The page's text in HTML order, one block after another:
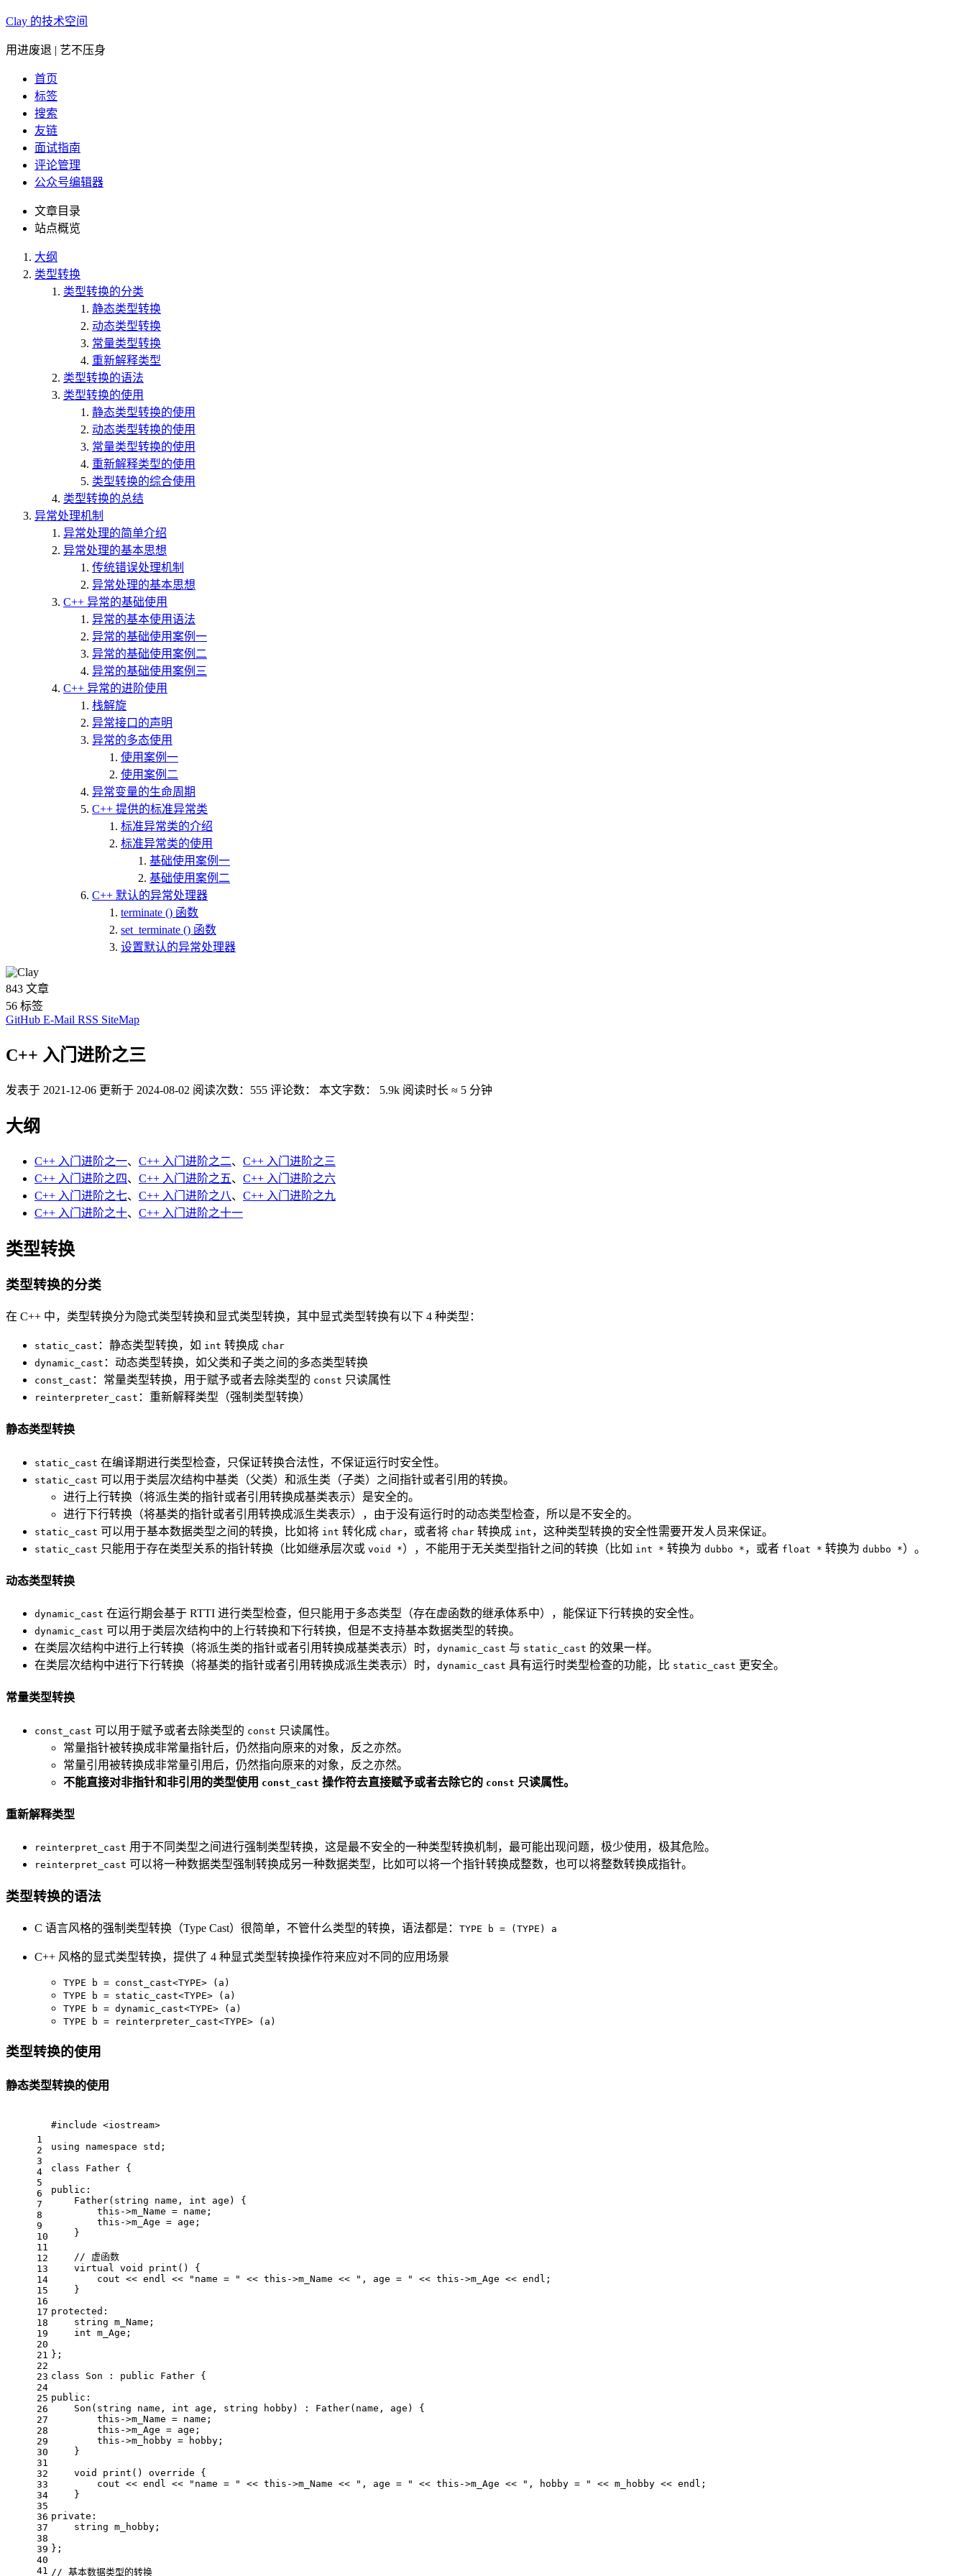
Clay 的技术空间
用进废退 | 艺不压身
首页
标签
搜索
友链
面试指南
评论管理
公众号编辑器
文章目录
站点概览
大纲
类型转换
类型转换的分类
静态类型转换
动态类型转换
常量类型转换
重新解释类型
类型转换的语法
类型转换的使用
静态类型转换的使用
动态类型转换的使用
常量类型转换的使用
重新解释类型的使用
类型转换的综合使用
类型转换的总结
异常处理机制
异常处理的简单介绍
异常处理的基本思想
传统错误处理机制
异常处理的基本思想
C++ 异常的基础使用
异常的基本使用语法
异常的基础使用案例一
异常的基础使用案例二
异常的基础使用案例三
C++ 异常的进阶使用
栈解旋
异常接口的声明
异常的多态使用
使用案例一
使用案例二
异常变量的生命周期
C++ 提供的标准异常类
标准异常类的介绍
标准异常类的使用
基础使用案例一
基础使用案例二
C++ 默认的异常处理器
terminate () 函数
set_terminate () 函数
设置默认的异常处理器
843 文章
56 标签
GitHub E-Mail RSS SiteMap
C++ 入门进阶之三
发表于 2021-12-06 更新于 2024-08-02 阅读次数： 555 评论数： 本文字数： 5.9k 阅读时长 ≈ 5 分钟
大纲
C++ 入门进阶之一、 C++ 入门进阶之二、 C++ 入门进阶之三
C++ 入门进阶之四、 C++ 入门进阶之五、 C++ 入门进阶之六
C++ 入门进阶之七、 C++ 入门进阶之八、 C++ 入门进阶之九
C++ 入门进阶之十、 C++ 入门进阶之十一
类型转换
类型转换的分类
在 C++ 中，类型转换分为隐式类型转换和显式类型转换，其中显式类型转换有以下 4 种类型：
static_cast ：静态类型转换，如 int 转换成 char
dynamic_cast ：动态类型转换，如父类和子类之间的多态类型转换
const_cast ：常量类型转换，用于赋予或者去除类型的 const 只读属性
reinterpreter_cast ：重新解释类型（强制类型转换）
静态类型转换
static_cast 在编译期进行类型检查，只保证转换合法性，不保证运行时安全性。
static_cast 可以用于类层次结构中基类（父类）和派生类（子类）之间指针或者引用的转换。
进行上行转换（将派生类的指针或者引用转换成基类表示）是安全的。
进行下行转换（将基类的指针或者引用转换成派生类表示），由于没有运行时的动态类型检查，所以是不安全的。
static_cast 可以用于基本数据类型之间的转换，比如将 int 转化成 char，或者将 char 转换成 int ，这种类型转换的安全性需要开发人员来保证。
static_cast 只能用于存在类型关系的指针转换（比如继承层次或 void *），不能用于无关类型指针之间的转换（比如 int * 转换为 dubbo * ，或者 float * 转换为 dubbo *）。
动态类型转换
dynamic_cast 在运行期会基于 RTTI 进行类型检查，但只能用于多态类型（存在虚函数的继承体系中），能保证下行转换的安全性。
dynamic_cast 可以用于类层次结构中的上行转换和下行转换，但是不支持基本数据类型的转换。
在类层次结构中进行上行转换（将派生类的指针或者引用转换成基类表示）时， dynamic_cast 与 static_cast 的效果一样。
在类层次结构中进行下行转换（将基类的指针或者引用转换成派生类表示）时， dynamic_cast 具有运行时类型检查的功能，比 static_cast 更安全。
常量类型转换
const_cast 可以用于赋予或者去除类型的 const 只读属性。
常量指针被转换成非常量指针后，仍然指向原来的对象，反之亦然。
常量引用被转换成非常量引用后，仍然指向原来的对象，反之亦然。
不能直接对非指针和非引用的类型使用 const_cast 操作符去直接赋予或者去除它的 const 只读属性。
重新解释类型
reinterpret_cast 用于不同类型之间进行强制类型转换，这是最不安全的一种类型转换机制，最可能出现问题，极少使用，极其危险。
reinterpret_cast 可以将一种数据类型强制转换成另一种数据类型，比如可以将一个指针转换成整数，也可以将整数转换成指针。
类型转换的语法
C 语言风格的强制类型转换（Type Cast）很简单，不管什么类型的转换，语法都是： TYPE b = (TYPE) a
C++ 风格的显式类型转换，提供了 4 种显式类型转换操作符来应对不同的应用场景
TYPE b = const_cast<TYPE> (a)
TYPE b = static_cast<TYPE> (a)
TYPE b = dynamic_cast<TYPE> (a)
TYPE b = reinterpreter_cast<TYPE> (a)
类型转换的使用
静态类型转换的使用
1
2
3
4
5
6
7
8
9
10
11
12
13
14
15
16
17
18
19
20
21
22
23
24
25
26
27
28
29
30
31
32
33
34
35
36
37
38
39
40
41
#include <iostream>
using
namespace std;
class
Father {
public :
Father(string name, int age) {
this ->m_Name = name;
this ->m_Age = age;
    }
// 虚函数
virtual
void print ()
{
        cout << endl <<
"name = " << this ->m_Name << ", age = " << this ->m_Age << endl;
    }
protected :
    string m_Name;
int m_Age;
};
class
Son : public Father {
public :
Son (string name, int age, string hobby) : Father(name, age) {
this ->m_Name = name;
this ->m_Age = age;
this ->m_hobby = hobby;
    }
void
print () override
{
        cout << endl <<
"name = " << this ->m_Name << ", age = " << this ->m_Age << ", hobby = "
<< m_hobby << endl;
    }
private :
    string m_hobby;
};
// 基本数据类型的转换